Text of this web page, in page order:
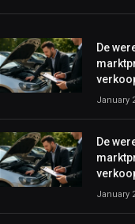
De
January
De
January